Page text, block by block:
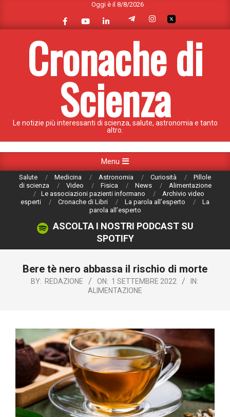
content
Oggi è il 8/8/2026
Cronache di
Scienza
Le notizie più interessanti di scienza, salute, astronomia e tanto
altro.
Navigation
Menu
Salute Medicina Astronomia Curiosità
Pillole
di scienza
Video Fisica News
Alimentazione
Le associazioni pazienti informano
Archivio video
esperti
Cronache di Libri La parola all’esperto
La
parola all’esperto
ASCOLTA I NOSTRI PODCAST SU
SPOTIFY
Bere tè nero abbassa il rischio di morte
BY: REDAZIONE ON: 1 SETTEMBRE 2022
IN:
ALIMENTAZIONE